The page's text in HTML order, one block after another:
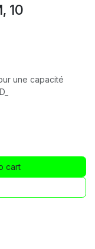
10
une capacité
cart